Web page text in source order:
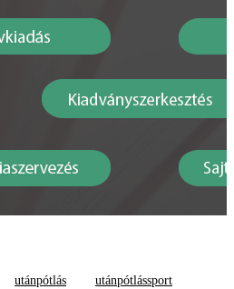
utánpótlás utánpótlássport